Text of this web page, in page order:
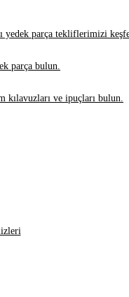
yedek parça tekliflerimizi
parça bulun.
ve ipuçları bulun.